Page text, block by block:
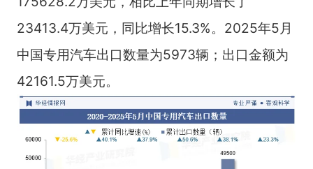
23413.4万美元，同比增长15.3%。2025年5月
中国专用汽车出口数量为5973辆；出口金额为
42161.5万美元。